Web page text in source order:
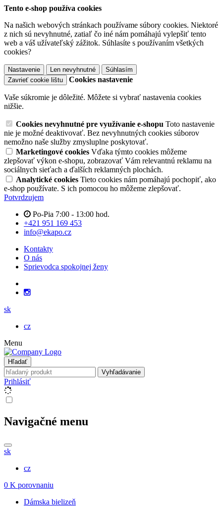
Tento e-shop používa cookies
Na našich webových stránkach používame súbory cookies. Niektoré
z nich sú nevyhnutné, zatiaľ čo iné nám pomáhajú vylepšiť tento
web a váš užívateľský zážitok. Súhlasíte s používaním všetkých
cookies?
Nastavenie Len nevyhnutné
Súhlasím
Zavrieť cookie lištu
Cookies nastavenie
Vaše súkromie je dôležité. Môžete si vybrať nastavenia cookies
nižšie.
Cookies nevyhnutné pre využívanie e-shopu Toto nastavenie
nie je možné deaktivovať. Bez nevyhnutných cookies súborov
nemožno naše služby zmysluplne poskytovať.
Marketingové cookies Vďaka týmto cookies môžeme
zlepšovať výkon e-shopu, zobrazovať Vám relevantnú reklamu na
sociálnych sieťach a ďalších reklamných plochách.
Analytické cookies Tieto cookies nám pomáhajú pochopiť, ako
e-shop používate. S ich pomocou ho môžeme zlepšovať.
Potvrdzujem
Po-Pia 7:00 - 13:00 hod.
+421 951 169 453
info@ekapo.cz
Kontakty
O nás
Sprievodca spokojnej ženy
sk
cz
Menu
Hľadať
Vyhľadávanie
Prihlásiť
Navigačné menu
sk
cz
0 K porovnaniu
Dámska bielizeň